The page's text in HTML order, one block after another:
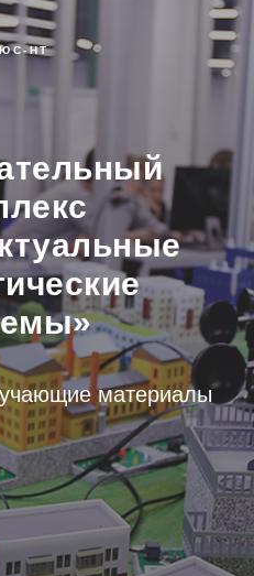
НТ
материалы